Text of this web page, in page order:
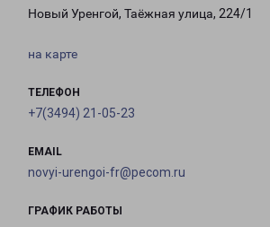
Новый Уренгой, Таёжная улица, 224/1
на карте
ТЕЛЕФОН
+7(3494) 21-05-23
EMAIL
novyi-urengoi-fr@pecom.ru
ГРАФИК РАБОТЫ